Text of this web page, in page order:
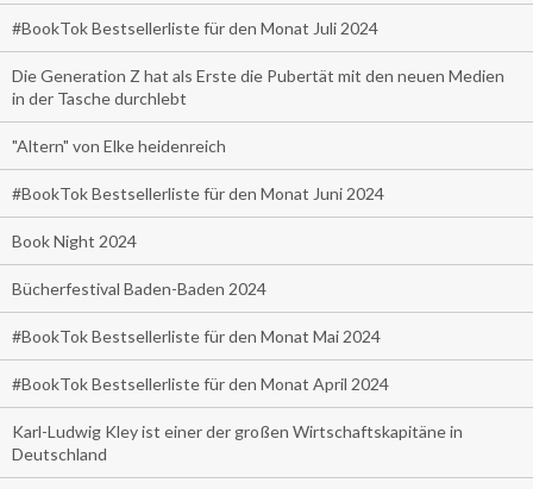
#BookTok Bestsellerliste für den Monat Juli 2024
Die Generation Z hat als Erste die Pubertät mit den neuen Medien
in der Tasche durchlebt
"Altern" von Elke heidenreich
#BookTok Bestsellerliste für den Monat Juni 2024
Book Night 2024
Bücherfestival Baden-Baden 2024
#BookTok Bestsellerliste für den Monat Mai 2024
#BookTok Bestsellerliste für den Monat April 2024
Karl-Ludwig Kley ist einer der großen Wirtschaftskapitäne in
Deutschland